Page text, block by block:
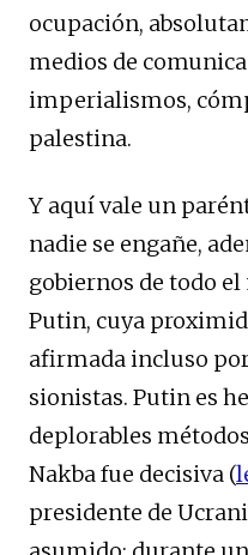
ocupación,
medios de
imperialismos,
palestina.
Y aquí vale un
nadie se engañe,
gobiernos de todo
Putin, cuya
afirmada incluso
sionistas. Putin es
deplorables
Nakba fue decisiva (
presidente de